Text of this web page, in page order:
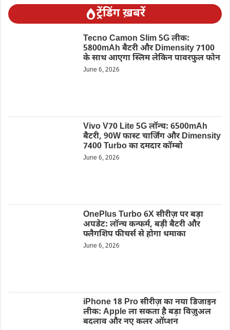
ट्रेंडिंग ख़बरें
Tecno Camon Slim 5G लीक:
5800mAh बैटरी और Dimensity 7100
के साथ आएगा स्लिम लेकिन पावरफुल फोन
June 6, 2026
Vivo V70 Lite 5G लॉन्च: 6500mAh
बैटरी, 90W फास्ट चार्जिंग और Dimensity
7400 Turbo का दमदार कॉम्बो
June 6, 2026
OnePlus Turbo 6X सीरीज़ पर बड़ा
अपडेट: लॉन्च कन्फर्म, बड़ी बैटरी और
फ्लैगशिप फीचर्स से होगा धमाका
June 6, 2026
iPhone 18 Pro सीरीज़ का नया डिजाइन
लीक: Apple ला सकता है बड़ा विज़ुअल
बदलाव और नए कलर ऑप्शन